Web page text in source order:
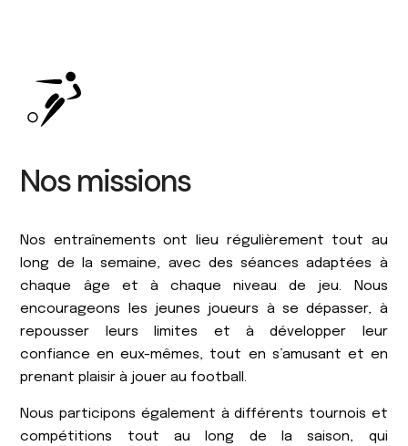
Nos missions
Nos entraînements ont lieu régulièrement tout au
long de la semaine, avec des séances adaptées à
chaque âge et à chaque niveau de jeu. Nous
encourageons les jeunes joueurs à se dépasser, à
repousser leurs limites et à développer leur
confiance en eux-mêmes, tout en s’amusant et en
prenant plaisir à jouer au football.
Nous participons également à différents tournois et
compétitions tout au long de la saison, qui